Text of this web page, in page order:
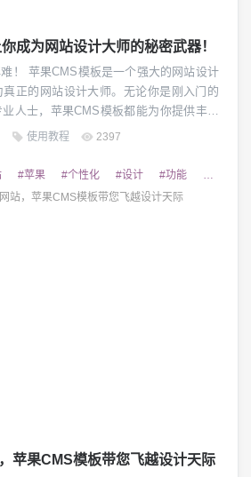
成为网站设计大师的秘密武器！
网站设计
正的网站设计大师。无论你是刚入门的
人士，苹果CMS模板都能为你提供丰富
，让你轻松创建出专业级的网站设计。
是想创建个人博客、企业宣传网站还是
模板都...
使用教程 2397
#苹果 #个性化 #设计 #功能 #SEO
苹果CMS模板带您飞越设计天际